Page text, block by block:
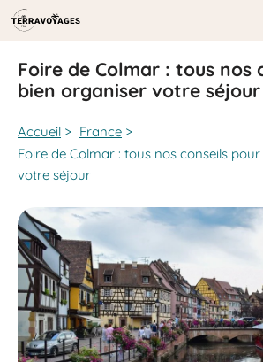
Aller
au
contenu
Foire de Colmar : tous nos
bien organiser votre séjour
Accueil > France >
Foire de Colmar : tous nos conseils
votre séjour